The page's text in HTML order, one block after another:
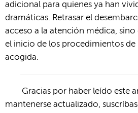
adicional para quienes ya han
dramáticas. Retrasar el
acceso a la atención médica,
el inicio de los procedimientos
acogida.
Gracias por haber leído este
mantenerse actualizado,